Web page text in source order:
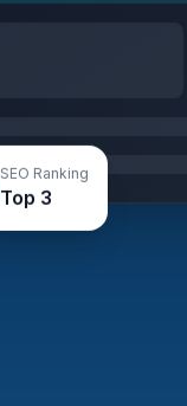
SEO Ranking
Top 3